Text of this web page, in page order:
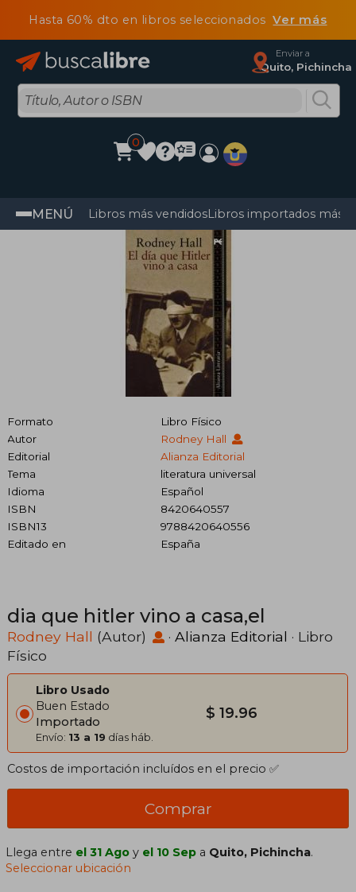
Hasta 60% dto en libros seleccionadosVer más
Enviar a
Quito, Pichincha
0
MENÚ Libros más vendidosLibros importados más
Formato
Libro Físico
Autor
Rodney Hall
Editorial
Alianza Editorial
Tema
literatura universal
Idioma
Español
ISBN
8420640557
ISBN13
9788420640556
Editado en
España
dia que hitler vino a casa,el
Rodney Hall (Autor) · Alianza Editorial · Libro
Físico
Libro Usado
Buen Estado
Importado
Envío: 13 a 19 días háb.
$ 19.96
Costos de importación incluídos en el precio ✅
Comprar
Llega entre el 31 Ago y el 10 Sep a Quito, Pichincha.
Seleccionar ubicación